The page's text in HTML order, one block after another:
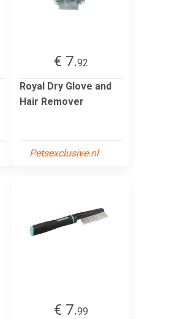
€ 7.92
Royal Dry Glove and
Hair Remover
Petsexclusive.nl
€ 7.99